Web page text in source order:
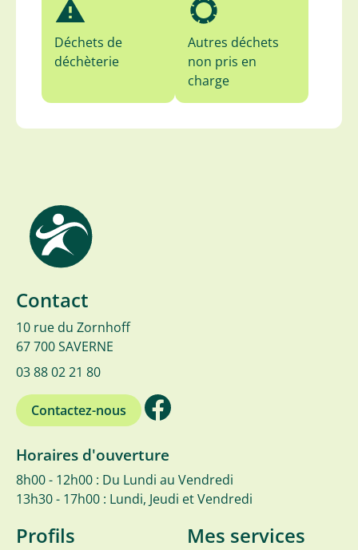
Déchets de
déchèterie
Autres déchets
non pris en
charge
Contact
10 rue du Zornhoff
67 700 SAVERNE
03 88 02 21 80
Contactez-nous
Horaires d'ouverture
8h00 - 12h00 : Du Lundi au Vendredi
13h30 - 17h00 : Lundi, Jeudi et Vendredi
Profils Mes services